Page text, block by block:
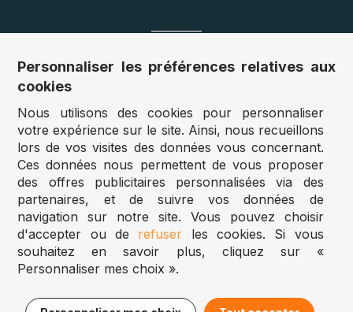
Nos sites
Autriche :www.puzzle.at
Belgique :www.puzzle.be
Royaume Uni :
www.jigsawpuzzle.co.uk
Accès revendeurs / détaillants
Vous avez un magasin ?
Vous souhaitez accéder à nos prix revendeurs ?
Puzzle.be 2025
Personnaliser les préférences relatives aux
cookies
Nous utilisons des cookies pour personnaliser
votre expérience sur le site. Ainsi, nous recueillons
lors de vos visites des données vous concernant.
Ces données nous permettent de vous proposer
des offres publicitaires personnalisées via des
partenaires, et de suivre vos données de
navigation sur notre site. Vous pouvez choisir
d'accepter ou de refuser les cookies. Si vous
souhaitez en savoir plus, cliquez sur «
Personnaliser mes choix ».